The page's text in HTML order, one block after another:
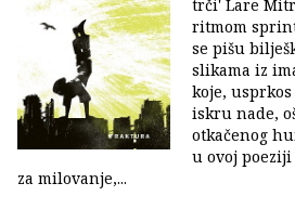
trči' Lare
ritmom
se pišu
slikama iz
koje,
iskru nade,
otkačenog
u ovoj
za milovanje,...